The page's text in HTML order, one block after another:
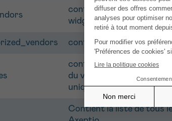
contient la liste de tous
widget Axeptio
contient la liste des
contient toutes les
du visiteur, comme la
unique, et s’il a déjà
Contient la liste de tous